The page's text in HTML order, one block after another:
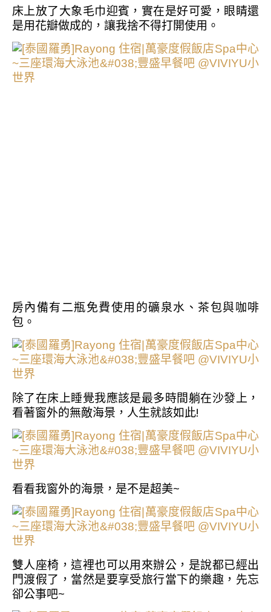
床上放了大象毛巾迎賓，實在是好可愛，眼睛還
是用花瓣做成的，讓我捨不得打開使用。
房內備有二瓶免費使用的礦泉水、茶包與咖啡
包。
除了在床上睡覺我應該是最多時間躺在沙發上，
看著窗外的無敵海景，人生就該如此!
看看我窗外的海景，是不是超美~
雙人座椅，這裡也可以用來辦公，是說都已經出
門渡假了，當然是要享受旅行當下的樂趣，先忘
卻公事吧~